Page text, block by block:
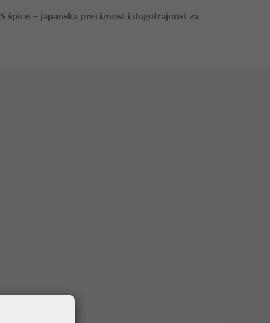
špice – japanska preciznost i dugotrajnost za